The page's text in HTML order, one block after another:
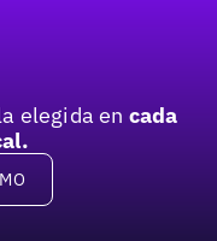
elegida en cada